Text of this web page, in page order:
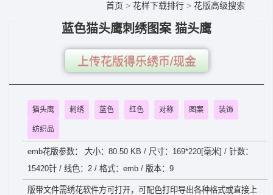
首页 > 花样下载排行 > 花版高级搜索
蓝色猫头鹰刺绣图案 猫头鹰
上传花版得乐绣币/现金
猫头鹰 刺绣 蓝色 红色 对称 图案 装饰
纺织品
emb花版参数： 大小：80.50 KB / 尺寸：169*220[毫米] / 针数：
15420针 / 线色：2 / 格式：emb / 版本：9
版带文件需绣花软件方可打开，可配色打印导出各种格式或直接上